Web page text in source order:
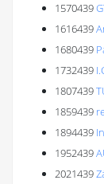
1570439
1616439
1680439
1732439
1807439
1859439
1894439
1952439
2021439